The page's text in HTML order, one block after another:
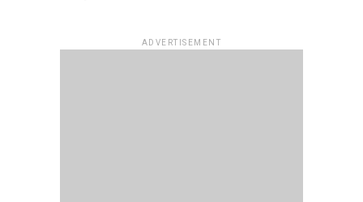
ADVERTISEMENT